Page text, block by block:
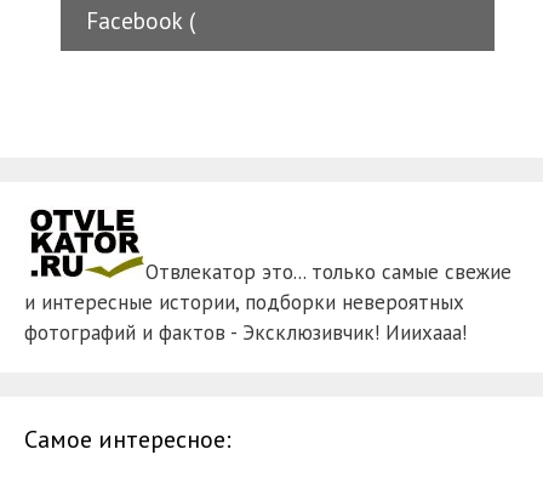
Facebook (
Отвлекатор это... только самые свежие
и интересные истории, подборки невероятных
фотографий и фактов - Эксклюзивчик! Ииихааа!
Самое интересное: